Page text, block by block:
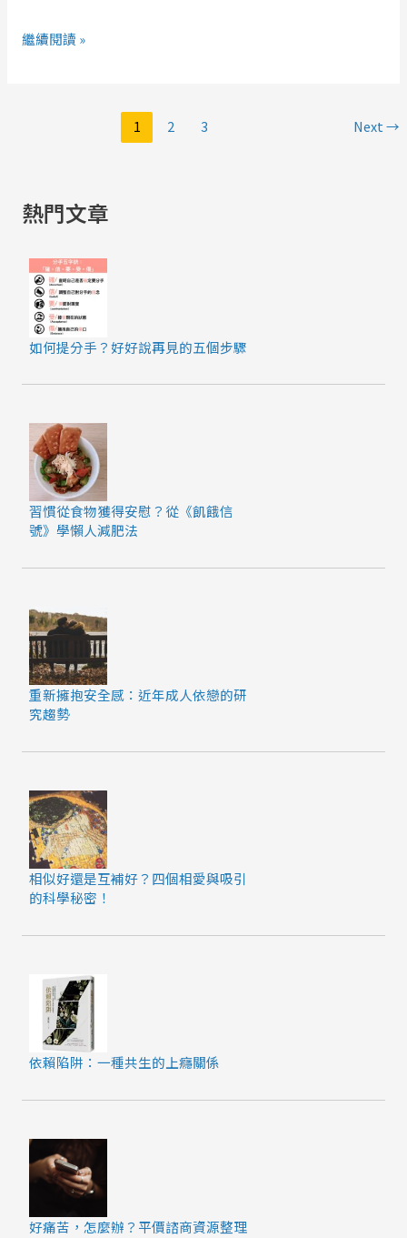
姬
有
候
不
是
關
係
讓
受
苦，
而
是
期
待
與
束
縛
繼續閱讀 »
1 2 3 Next→
熱門文章
如何提分手？好好說再見的五個步驟
習慣從食物獲得安慰？從《飢餓信
號》學懶人減肥法
重新擁抱安全感：近年成人依戀的研
究趨勢
相似好還是互補好？四個相愛與吸引
的科學秘密！
依賴陷阱：一種共生的上癮關係
好痛苦，怎麼辦？平價諮商資源整理